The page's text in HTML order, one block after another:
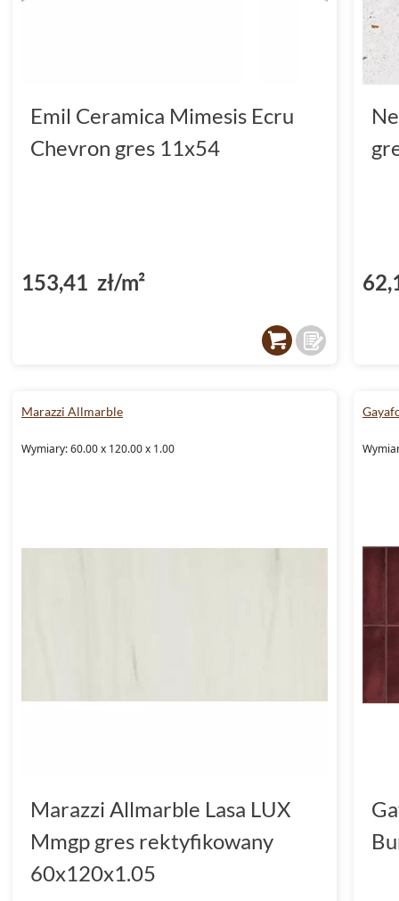
Emil Ceramica Mimesis Ecru
Chevron gres 11x54
153,41 zł/m²
Marazzi Allmarble
Wymiary: 60.00 x 120.00 x 1.00
Marazzi Allmarble Lasa LUX
Mmgp gres rektyfikowany
60x120x1.05